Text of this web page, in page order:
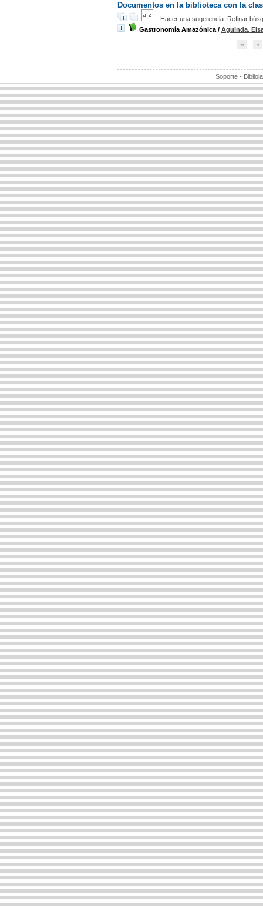
Documentos en la biblioteca con la
Hacer una sugerencia Refinar
Gastronomía Amazónica / Aguinda,
Soporte -